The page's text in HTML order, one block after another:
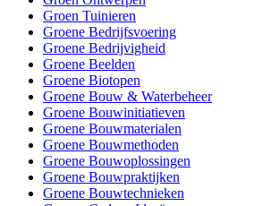
Groen Tuinieren
Groene Bedrijfsvoering
Groene Bedrijvigheid
Groene Beelden
Groene Biotopen
Groene Bouw & Waterbeheer
Groene Bouwinitiatieven
Groene Bouwmaterialen
Groene Bouwmethoden
Groene Bouwoplossingen
Groene Bouwpraktijken
Groene Bouwtechnieken